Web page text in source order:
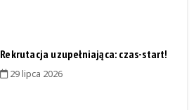
Rekrutacja uzupełniająca: czas-start!
29 lipca 2026